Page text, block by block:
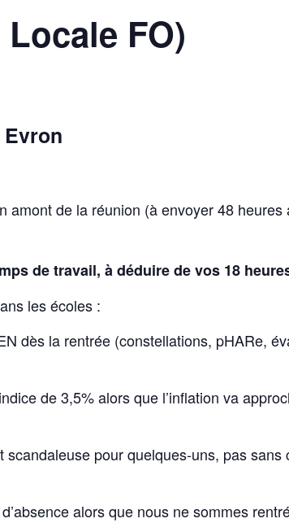
FO)
Evron
amont de la réunion (à envoyer 48
de travail, à déduire de vos 18
les écoles :
dès la rentrée (constellations, pHARe,
de 3,5% alors que l’inflation va
pour quelques-uns, pas
alors que nous ne sommes